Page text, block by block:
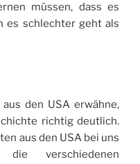
müssen, dass es
es schlechter geht als
den USA erwähne,
richtig deutlich.
aus den USA bei uns
verschiedenen